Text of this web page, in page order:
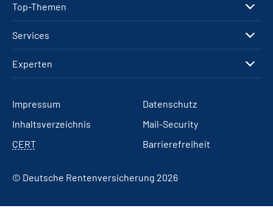
Top-Themen
Services
Experten
Impressum
Datenschutz
Inhaltsverzeichnis
Mail-Security
CERT
Barrierefreiheit
© Deutsche Rentenversicherung 2026